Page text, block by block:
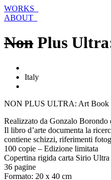
Vai
al
WORKS_
ABOUT_
Non Plus
Italy
NON PLUS ULTRA: Art Book
Realizzato da Gonzalo
Il libro d’arte documenta la
contiene schizzi, riferimenti
100 copie – Edizione limitata
Copertina rigida carta Sirio
36 pagine
Formato: 20 x 40 cm